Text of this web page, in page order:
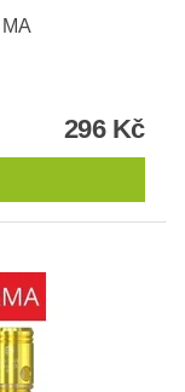
296 Kč